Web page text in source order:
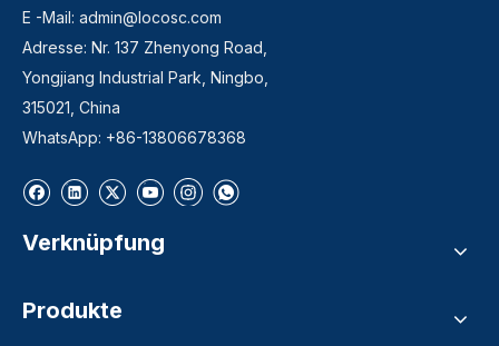
E -Mail: admin@locosc.com
Adresse: Nr. 137 Zhenyong Road,
Yongjiang Industrial Park, Ningbo,
315021, China
WhatsApp: +86-13806678368
Verknüpfung
Produkte